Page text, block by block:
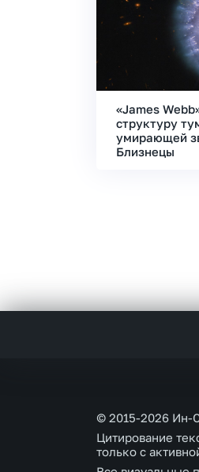
«James
структуру
умирающей
Близнецы
© 2015-2026 Ин-
Цитирование
только с